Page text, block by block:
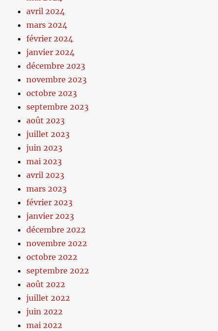
avril 2024
mars 2024
février 2024
janvier 2024
décembre 2023
novembre 2023
octobre 2023
septembre 2023
août 2023
juillet 2023
juin 2023
mai 2023
avril 2023
mars 2023
février 2023
janvier 2023
décembre 2022
novembre 2022
octobre 2022
septembre 2022
août 2022
juillet 2022
juin 2022
mai 2022